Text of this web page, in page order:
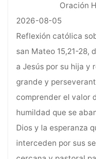
Oración
2026-08-05
Reflexión católica
san Mateo 15,21-28,
a Jesús por su hija y
grande y
comprender el valor
humildad que se
Dios y la esperanza
interceden por sus